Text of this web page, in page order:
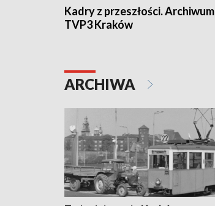
Kadry z przeszłości. Archiwum
TVP3 Kraków
ARCHIWA